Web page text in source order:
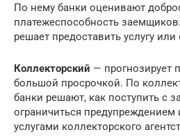
По нему банки оценивают
платежеспособность
решает предоставить услугу или
Коллекторский — прогнозирует
большой просрочкой. По
банки решают, как поступить с
ограничиться предупреждением
услугами коллекторского